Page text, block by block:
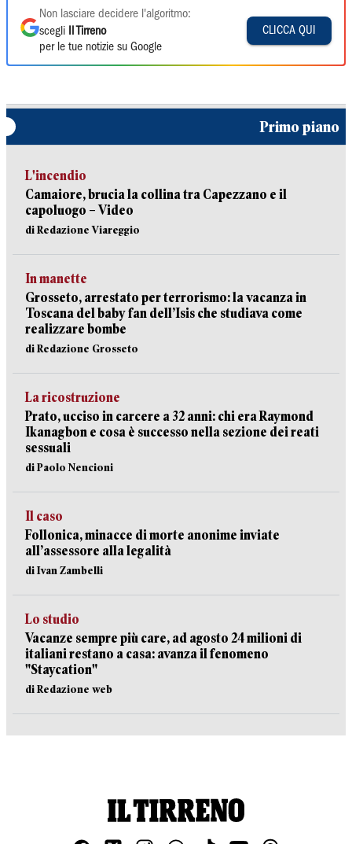
Non lasciare decidere l'algoritmo:
scegli
Il Tirreno
per le tue notizie su Google
CLICCA QUI
Primo piano
L'incendio
Camaiore, brucia la collina tra Capezzano e il
capoluogo – Video
di Redazione Viareggio
In manette
Grosseto, arrestato per terrorismo: la vacanza in
Toscana del baby fan dell’Isis che studiava come
realizzare bombe
di Redazione Grosseto
La ricostruzione
Prato, ucciso in carcere a 32 anni: chi era Raymond
Ikanagbon e cosa è successo nella sezione dei reati
sessuali
di Paolo Nencioni
Il caso
Follonica, minacce di morte anonime inviate
all’assessore alla legalità
di Ivan Zambelli
Lo studio
Vacanze sempre più care, ad agosto 24 milioni di
italiani restano a casa: avanza il fenomeno
"Staycation"
di Redazione web